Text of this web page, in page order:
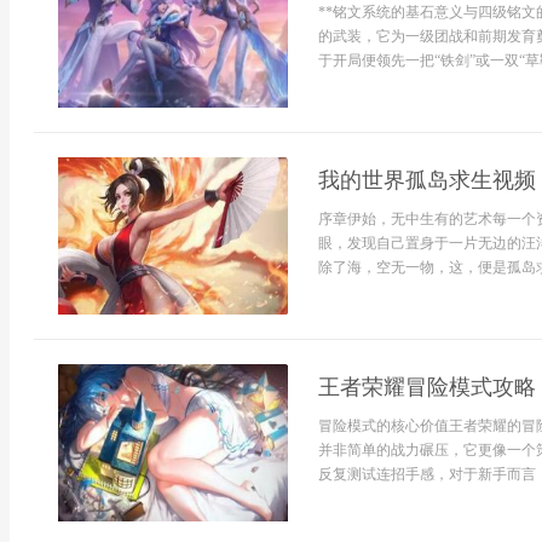
**铭文系统的基石意义与四级铭
的武装，它为一级团战和前期发
于开局便领先一把“铁剑”或一双“
我的世界孤岛求生视
序章伊始，无中生有的艺术每一
眼，发现自己置身于一片无边的
除了海，空无一物，这，便是孤岛
王者荣耀冒险模式攻
冒险模式的核心价值王者荣耀的
并非简单的战力碾压，它更像一
反复测试连招手感，对于新手而